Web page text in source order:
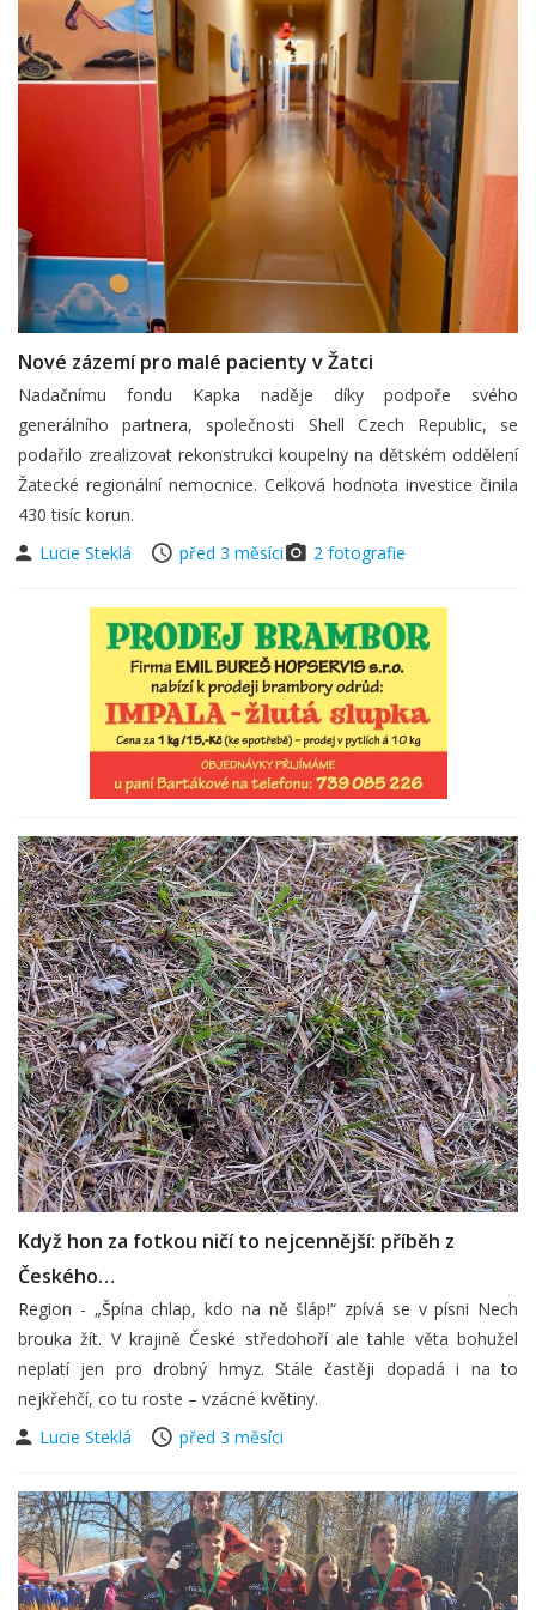
Nové zázemí pro malé pacienty v Žatci
Nadačnímu fondu Kapka naděje díky podpoře svého
generálního partnera, společnosti Shell Czech Republic, se
podařilo zrealizovat rekonstrukci koupelny na dětském oddělení
Žatecké regionální nemocnice. Celková hodnota investice činila
430 tisíc korun.
Lucie Steklá
před 3 měsíci 2 fotografie
Když hon za fotkou ničí to nejcennější: příběh z
Českého…
Region - „Špína chlap, kdo na ně šláp!“ zpívá se v písni Nech
brouka žít. V krajině České středohoří ale tahle věta bohužel
neplatí jen pro drobný hmyz. Stále častěji dopadá i na to
nejkřehčí, co tu roste – vzácné květiny.
Lucie Steklá
před 3 měsíci